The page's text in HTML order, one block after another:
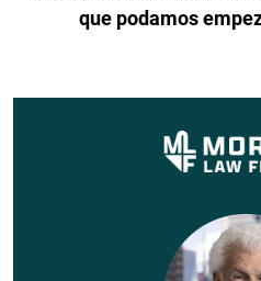
que podamos